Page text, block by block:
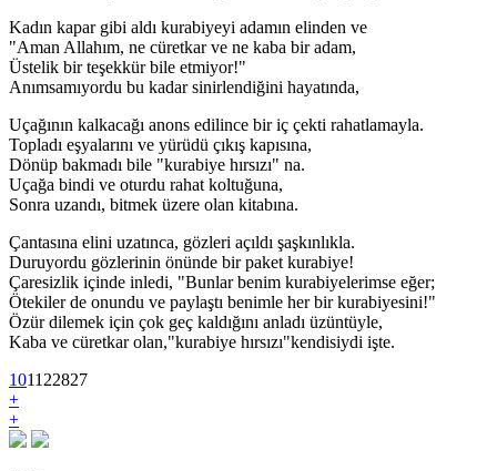
Kadın kapar gibi aldı kurabiyeyi adamın elinden ve
"Aman Allahım, ne cüretkar ve ne kaba bir adam,
Üstelik bir teşekkür bile etmiyor!"
Anımsamıyordu bu kadar sinirlendiğini hayatında,
Uçağının kalkacağı anons edilince bir iç çekti rahatlamayla.
Topladı eşyalarını ve yürüdü çıkış kapısına,
Dönüp bakmadı bile "kurabiye hırsızı" na.
Uçağa bindi ve oturdu rahat koltuğuna,
Sonra uzandı, bitmek üzere olan kitabına.
Çantasına elini uzatınca, gözleri açıldı şaşkınlıkla.
Duruyordu gözlerinin önünde bir paket kurabiye!
Çaresizlik içinde inledi, "Bunlar benim kurabiyelerimse eğer;
Ötekiler de onundu ve paylaştı benimle her bir kurabiyesini!"
Özür dilemek için çok geç kaldığını anladı üzüntüyle,
Kaba ve cüretkar olan,"kurabiye hırsızı"kendisiydi işte.
101122827
+
+